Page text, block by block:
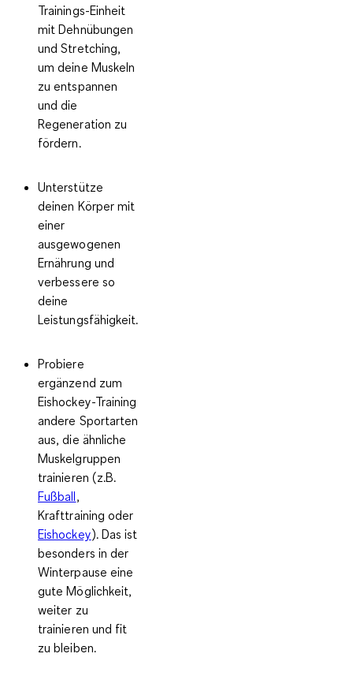
Trainings-Einheit
mitDehnübungen
und Stretching,
um deine Muskeln
zu entspannen
und die
Regeneration zu
fördern.
Unterstütze
deinen Körper mit
einer
ausgewogenen
Ernährung und
verbessere so
deine
Leistungsfähigkeit.
Probiere
ergänzend zum
Eishockey-Training
andere Sportarten
aus, die ähnliche
Muskelgruppen
trainieren (z.B.
Fußball,
Krafttraining oder
Eishockey). Das ist
besonders in der
Winterpause eine
gute Möglichkeit,
weiter zu
trainieren und fit
zu bleiben.